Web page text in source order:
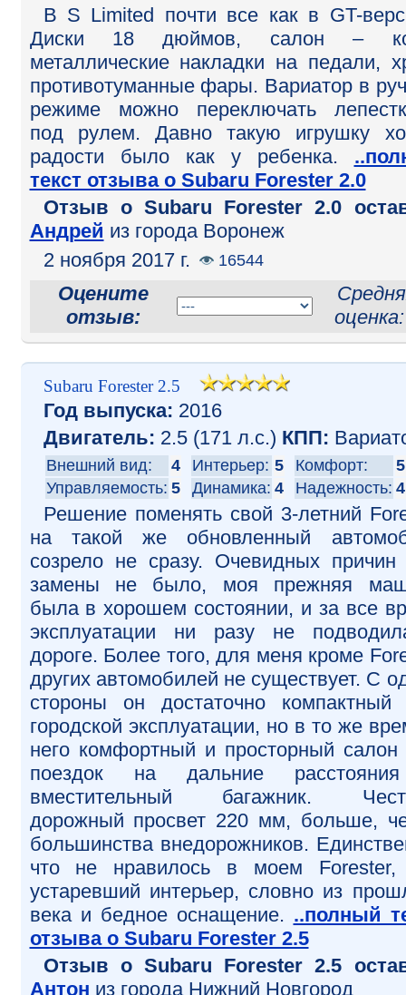
В S Limited почти все как в GT-
Диски 18 дюймов, салон –
металлические накладки на педали,
противотуманные фары. Вариатор в
режиме можно переключать
под рулем. Давно такую игрушку
радости было как у ребенка.
текст отзыва о Subaru Forester 2.0
Отзыв o Subaru Forester 2.0
Андрей из города Воронеж
2 ноября 2017 г.
16544
Оцените
отзыв:
Subaru Forester 2.5
Год выпуска: 2016
Двигатель: 2.5 (171 л.с.) КПП:
Внешний вид: 4 Интерьер: 5 Комфорт:
5
Управляемость: 5 Динамика: 4 Надежность: 4
Решение поменять свой 3-летний
на такой же обновленный
созрело не сразу. Очевидных причин
замены не было, моя прежняя
была в хорошем состоянии, и за все
эксплуатации ни разу не
дороге. Более того, для меня кроме
других автомобилей не существует. С
стороны он достаточно компактный
городской эксплуатации, но в то же
него комфортный и просторный салон
поездок на дальние
вместительный багажник.
дорожный просвет 220 мм, больше,
большинства внедорожников.
что не нравилось в моем Forester,
устаревший интерьер, словно из
века и бедное оснащение. ..полный
отзыва о Subaru Forester 2.5
Отзыв o Subaru Forester 2.5
Антон из города Нижний Новгород